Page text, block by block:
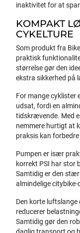
inaktivitet for at
KOMPAKT
CYKELTURE
Som produkt fra
praktisk
størrelse gør den
ekstra sikkerhed på
For mange cyklister
udsat, fordi en
tidskrævende. Med
nemmere hurtigt at
praksis kan
Pumpen er især
korrekt PSI har stor
Samtidig er den
almindelige
Den korte
reducerer
Samtidig gør den